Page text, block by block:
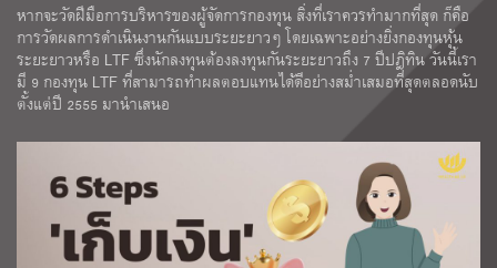
หากจะวัดฝีมือการบริหารของผู้จัดการกองทุน สิ่งที่เราควรทำมากที่สุด ก็คือ
การวัดผลการดำเนินงานกันแบบระยะยาวๆ โดยเฉพาะอย่างยิ่งกองทุนหุ้น
ระยะยาวหรือ LTF ซึ่งนักลงทุนต้องลงทุนกันระยะยาวถึง 7 ปีปฎิทิน วันนี้เรา
มี 9 กองทุน LTF ที่สามารถทำผลตอบแทนได้ดีอย่างสม่ำเสมอที่สุดตลอดนับ
ตั้งแต่ปี 2555 มานำเสนอ